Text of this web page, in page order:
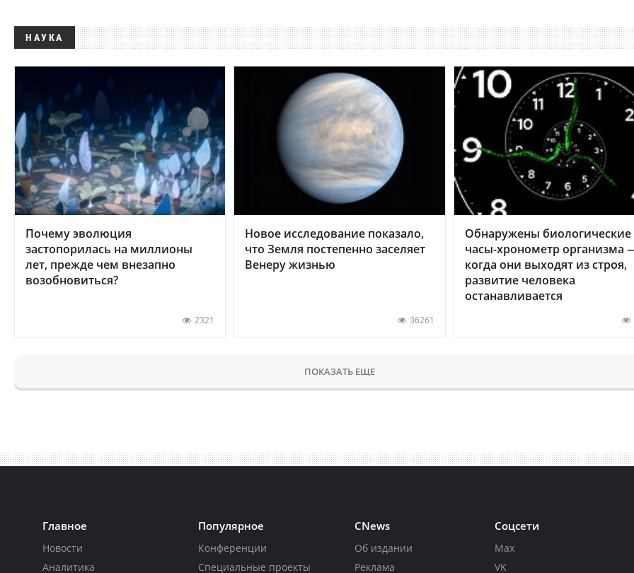
НАУКА
Почему эволюция
застопорилась на миллионы
лет, прежде чем внезапно
возобновиться?
2321
Новое исследование показало,
что Земля постепенно заселяет
Венеру жизнью
36261
Обнаружены биологические
часы-хронометр организма
когда они выходят из строя,
развитие человека
останавливается
ПОКАЗАТЬ ЕЩЕ
Главное
Новости
Аналитика
Популярное
Конференции
Специальные проекты
CNews
Об издании
Реклама
Соцсети
Max
VK